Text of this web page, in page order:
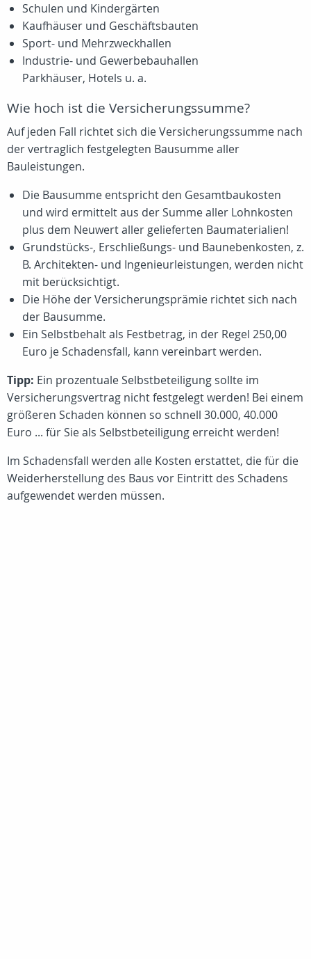
Schulen und Kindergärten
Kaufhäuser und Geschäftsbauten
Sport- und Mehrzweckhallen
Industrie- und Gewerbebauhallen
Parkhäuser, Hotels u. a.
Wie hoch ist die Versicherungssumme?
Auf jeden Fall richtet sich die Versicherungssumme nach
der vertraglich festgelegten Bausumme aller
Bauleistungen.
Die Bausumme entspricht den Gesamtbaukosten
und wird ermittelt aus der Summe aller Lohnkosten
plus dem Neuwert aller gelieferten Baumaterialien!
Grundstücks-, Erschließungs- und Baunebenkosten, z.
B. Architekten- und Ingenieurleistungen, werden nicht
mit berücksichtigt.
Die Höhe der Versicherungsprämie richtet sich nach
der Bausumme.
Ein Selbstbehalt als Festbetrag, in der Regel 250,00
Euro je Schadensfall, kann vereinbart werden.
Tipp: Ein prozentuale Selbstbeteiligung sollte im
Versicherungsvertrag nicht festgelegt werden! Bei einem
größeren Schaden können so schnell 30.000, 40.000
Euro ... für Sie als Selbstbeteiligung erreicht werden!
Im Schadensfall werden alle Kosten erstattet, die für die
Weiderherstellung des Baus vor Eintritt des Schadens
aufgewendet werden müssen.